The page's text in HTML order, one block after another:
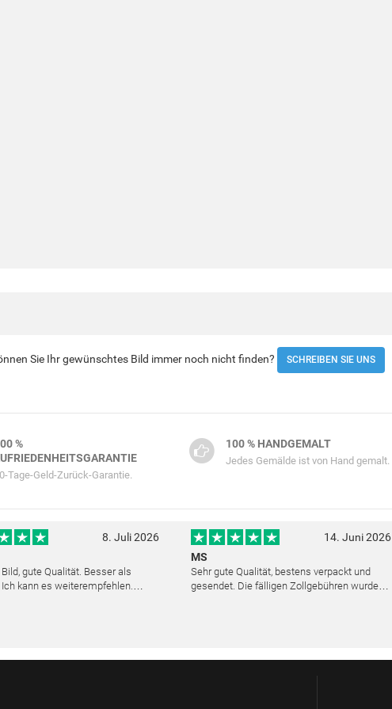
Sie Ihr gewünschtes Bild immer noch nicht finden? SCHREIBEN SIE UNS
%
Tage-Geld-Zurück-Garantie.
100 % HANDGEMALT
Jedes Gemälde ist von Hand gemalt.
8. Juli 2026
gute Qualität. Besser als
kann es weiterempfehlen.
14. Juni 2026
MS
Sehr gute Qualität, bestens verpackt und
gesendet. Die fälligen Zollgebühren wurden